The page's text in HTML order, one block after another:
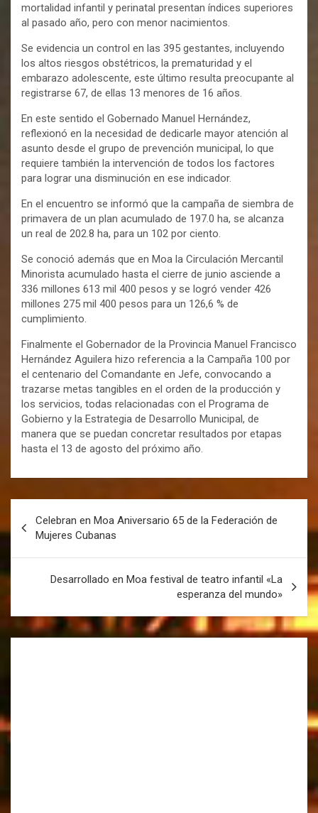
mortalidad infantil y perinatal presentan índices superiores
al pasado año, pero con menor nacimientos.
Se evidencia un control en las 395 gestantes, incluyendo
los altos riesgos obstétricos, la prematuridad y el
embarazo adolescente, este último resulta preocupante al
registrarse 67, de ellas 13 menores de 16 años.
En este sentido el Gobernado Manuel Hernández,
reflexionó en la necesidad de dedicarle mayor atención al
asunto desde el grupo de prevención municipal, lo que
requiere también la intervención de todos los factores
para lograr una disminución en ese indicador.
En el encuentro se informó que la campaña de siembra de
primavera de un plan acumulado de 197.0 ha, se alcanza
un real de 202.8 ha, para un 102 por ciento.
Se conoció además que en Moa la Circulación Mercantil
Minorista acumulado hasta el cierre de junio asciende a
336 millones 613 mil 400 pesos y se logró vender 426
millones 275 mil 400 pesos para un 126,6 % de
cumplimiento.
Finalmente el Gobernador de la Provincia Manuel Francisco
Hernández Aguilera hizo referencia a la Campaña 100 por
el centenario del Comandante en Jefe, convocando a
trazarse metas tangibles en el orden de la producción y
los servicios, todas relacionadas con el Programa de
Gobierno y la Estrategia de Desarrollo Municipal, de
manera que se puedan concretar resultados por etapas
hasta el 13 de agosto del próximo año.
Celebran en Moa Aniversario 65 de la Federación de
Mujeres Cubanas
Desarrollado en Moa festival de teatro infantil «La
esperanza del mundo»